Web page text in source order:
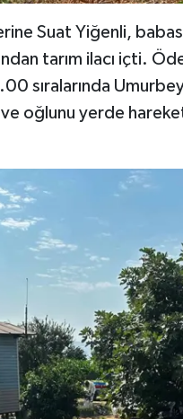
Suat Yiğenli,
tarım ilacı içti.
sıralarında
oğlunu yerde